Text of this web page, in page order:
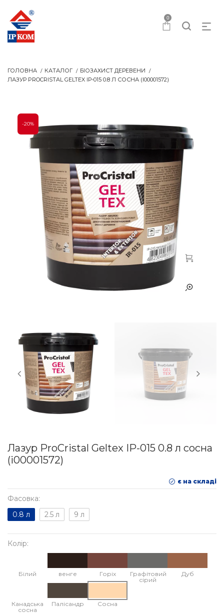
0
ГОЛОВНА КАТАЛОГ
БІОЗАХИСТ ДЕРЕВЕНИ
ЛАЗУР PROCRISTAL GELTEX IР-015 0.8 Л СОСНА (I00001572)
-20%
Лазур ProCristal Geltex IР-015 0.8 л сосна
(i00001572)
є на складі
Фасовка:
0.8 л
2.5 л 9 л
Колір:
Білий венге Горіх
Графітовий
сірий
Дуб
Канадська
сосна
Палісандр Сосна